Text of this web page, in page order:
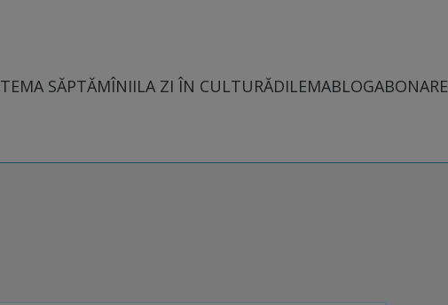
TEMA SĂPTĂMÎNIILA ZI ÎN CULTURĂDILEMABLOGABONARE